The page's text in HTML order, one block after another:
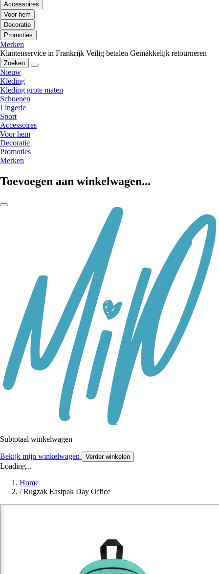
Accessoires
Voor hem
Decoratie
Promoties
Merken
Klantenservice in Frankrijk Veilig betalen Gemakkelijk retourneren
Zoeken
Nieuw
Kleding
Kleding grote maten
Schoenen
Lingerie
Sport
Accessoires
Voor hem
Decoratie
Promoties
Merken
Toevoegen aan winkelwagen...
Subtotaal winkelwagen
Bekijk mijn winkelwagen Verder winkelen
Loading...
Home
/ Rugzak Eastpak Day Office